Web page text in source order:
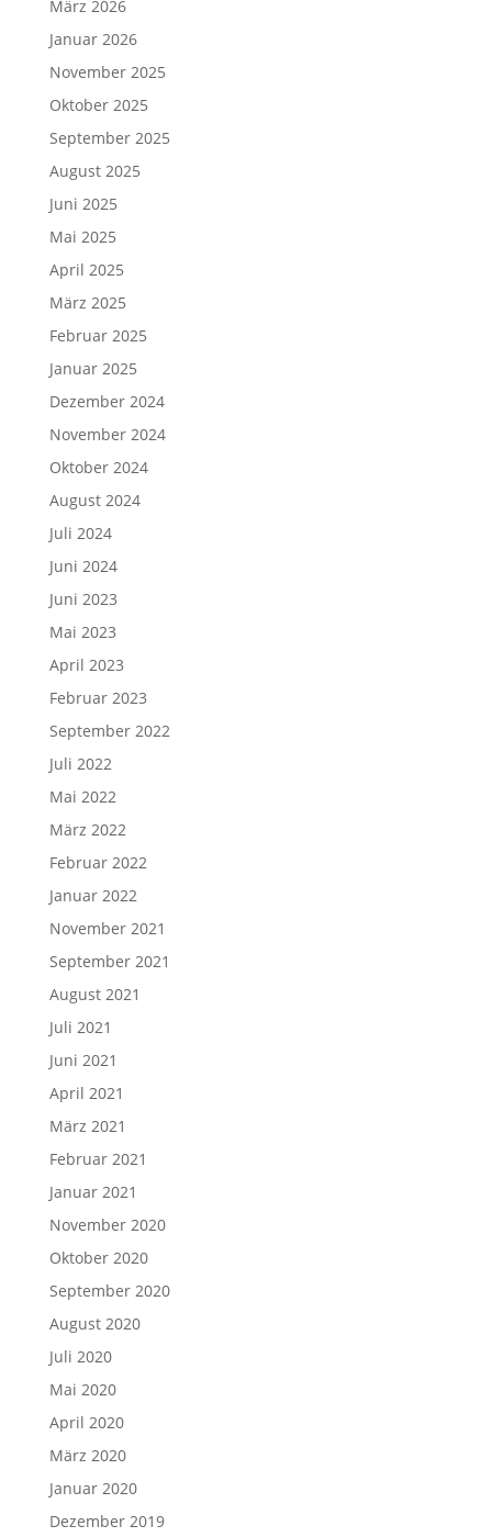
März 2026
Januar 2026
November 2025
Oktober 2025
September 2025
August 2025
Juni 2025
Mai 2025
April 2025
März 2025
Februar 2025
Januar 2025
Dezember 2024
November 2024
Oktober 2024
August 2024
Juli 2024
Juni 2024
Juni 2023
Mai 2023
April 2023
Februar 2023
September 2022
Juli 2022
Mai 2022
März 2022
Februar 2022
Januar 2022
November 2021
September 2021
August 2021
Juli 2021
Juni 2021
April 2021
März 2021
Februar 2021
Januar 2021
November 2020
Oktober 2020
September 2020
August 2020
Juli 2020
Mai 2020
April 2020
März 2020
Januar 2020
Dezember 2019